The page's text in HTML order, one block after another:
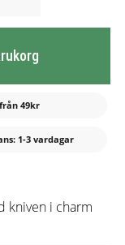
49kr
1-3 vardagar
kniven i charm